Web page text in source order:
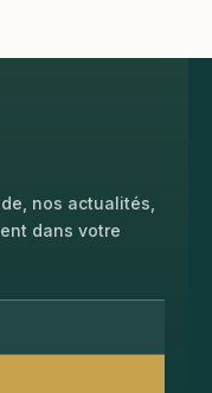
nos actualités,
dans votre